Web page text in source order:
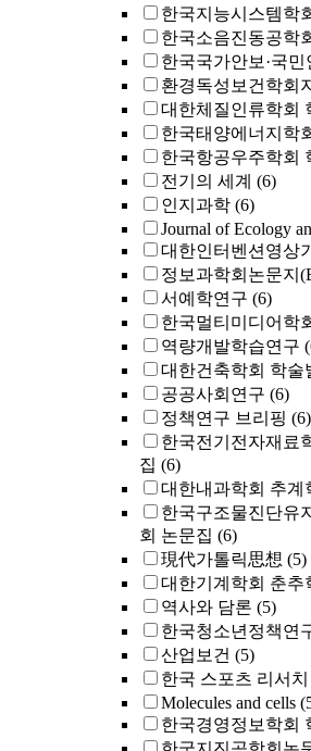
한국지능시스템학
한국소음진동공학
한국국가안보·국민
환경독성보건학회지
대한체질인류학회
한국태양에너지학
한국항공우주학회
전기의 세계 (6)
인지과학 (6)
Journal of Ecology
대한인터벤션영상
정보과학회논문지
서예학연구 (6)
한국멀티미디어학
역량개발학습연구
대한건축학회 학술
공공사회연구 (6)
정책연구 브리핑 (6)
한국전기전자재료
집 (6)
대한내과학회 추계
한국구조물진단유
회 논문집 (6)
現代가톨릭思想 (5)
대한기계학회 춘추
역사와 담론 (5)
한국청소년정책연
산업보건 (5)
한국 스포츠 리서치
Molecules and cells
한국경영정보학회